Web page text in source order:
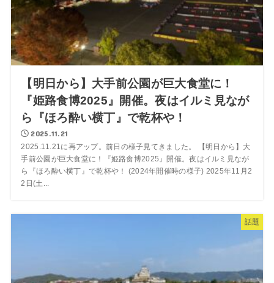
【明日から】大手前公園が巨大食堂に！
『姫路食博2025』開催。夜はイルミ見なが
ら『ほろ酔い横丁』で乾杯や！
2025.11.21
2025.11.21に再アップ。前日の様子見てきました。 【明日から】大
手前公園が巨大食堂に！『姫路食博2025』開催。夜はイルミ見なが
ら『ほろ酔い横丁』で乾杯や！ (2024年開催時の様子) 2025年11月2
2日(土...
話題